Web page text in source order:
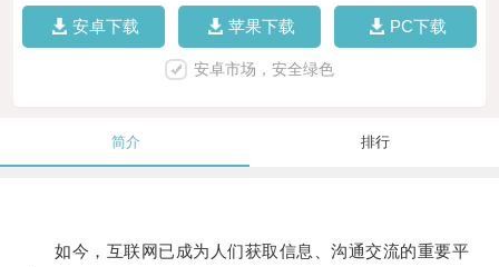
安卓下载 苹果下载 PC下载
安卓市场，安全绿色
简介 排行
如今，互联网已成为人们获取信息、沟通交流的重要平